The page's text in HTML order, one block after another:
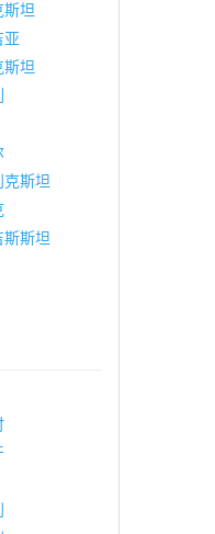
斯坦
亚
斯坦
克斯坦
斯斯坦